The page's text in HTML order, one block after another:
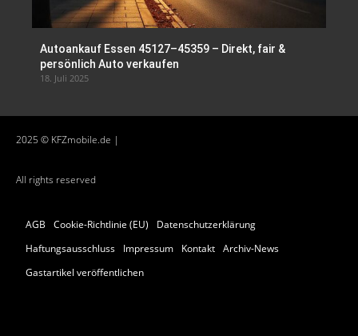
Autoankauf Essen 45127–45359 – Direkt, fair &
persönlich Auto verkaufen
18. Juli 2025
2025 © KFZmobile.de |
All rights reserved
AGB Cookie-Richtlinie (EU)
Datenschutzerklärung
Haftungsausschluss
Impressum Kontakt Archiv-News
Gastartikel veröffentlichen